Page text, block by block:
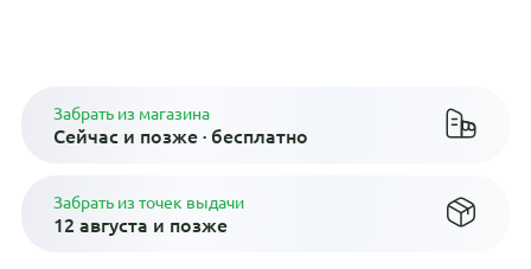
Забрать из магазина
Сейчас и позже · бесплатно
Забрать из точек выдачи
12 августа и позже